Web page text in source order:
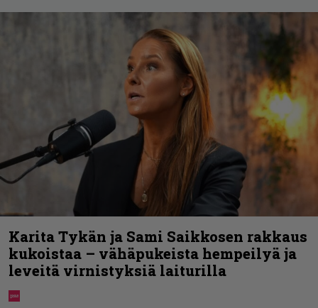
Karita Tykän ja Sami Saikkosen rakkaus
kukoistaa – vähäpukeista hempeilyä ja
leveitä virnistyksiä laiturilla